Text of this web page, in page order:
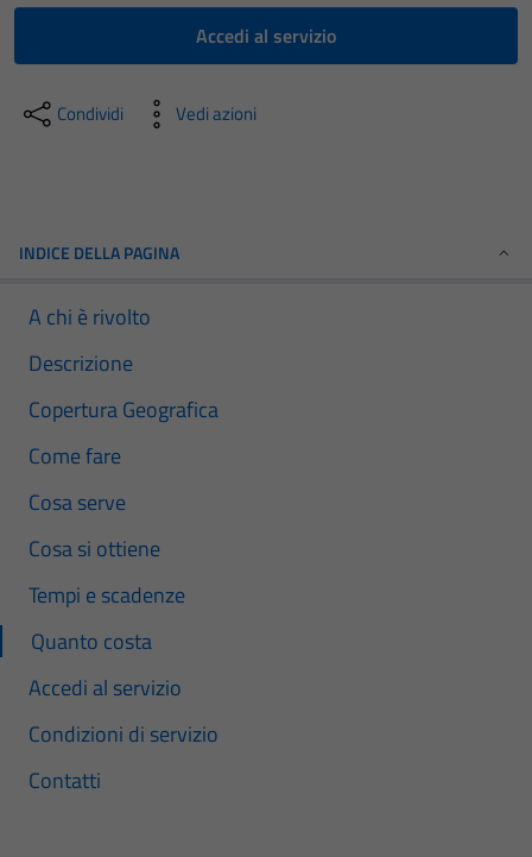
Accedi al servizio
Condividi Vedi azioni
INDICE DELLA PAGINA
A chi è rivolto
Descrizione
Copertura Geografica
Come fare
Cosa serve
Cosa si ottiene
Tempi e scadenze
Quanto costa
Accedi al servizio
Condizioni di servizio
Contatti